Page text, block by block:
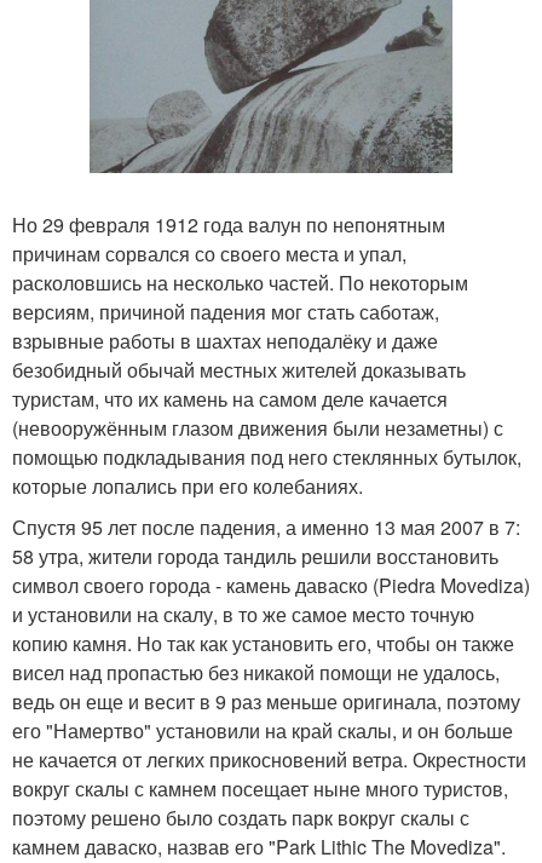
Но 29 февраля 1912 года валун по непонятным
причинам сорвался со своего места и упал,
расколовшись на несколько частей. По некоторым
версиям, причиной падения мог стать саботаж,
взрывные работы в шахтах неподалёку и даже
безобидный обычай местных жителей доказывать
туристам, что их камень на самом деле качается
(невооружённым глазом движения были незаметны) с
помощью подкладывания под него стеклянных бутылок,
которые лопались при его колебаниях.
Спустя 95 лет после падения, а именно 13 мая 2007 в 7:
58 утра, жители города тандиль решили восстановить
символ своего города - камень даваско (Piedra Movediza)
и установили на скалу, в то же самое место точную
копию камня. Но так как установить его, чтобы он также
висел над пропастью без никакой помощи не удалось,
ведь он еще и весит в 9 раз меньше оригинала, поэтому
его "Намертво" установили на край скалы, и он больше
не качается от легких прикосновений ветра. Окрестности
вокруг скалы с камнем посещает ныне много туристов,
поэтому решено было создать парк вокруг скалы с
камнем даваско, назвав его "Park Lithic The Movediza".